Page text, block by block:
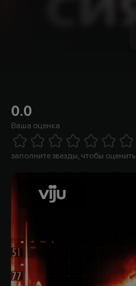
0.0
Ваша оценка
5 Stars
заполните звезды, чтобы оценить